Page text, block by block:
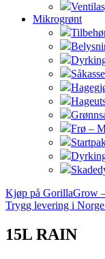
Mikrogrønt
Frø –
Kjøp på GorillaGrow
Trygg levering i
15L RAIN